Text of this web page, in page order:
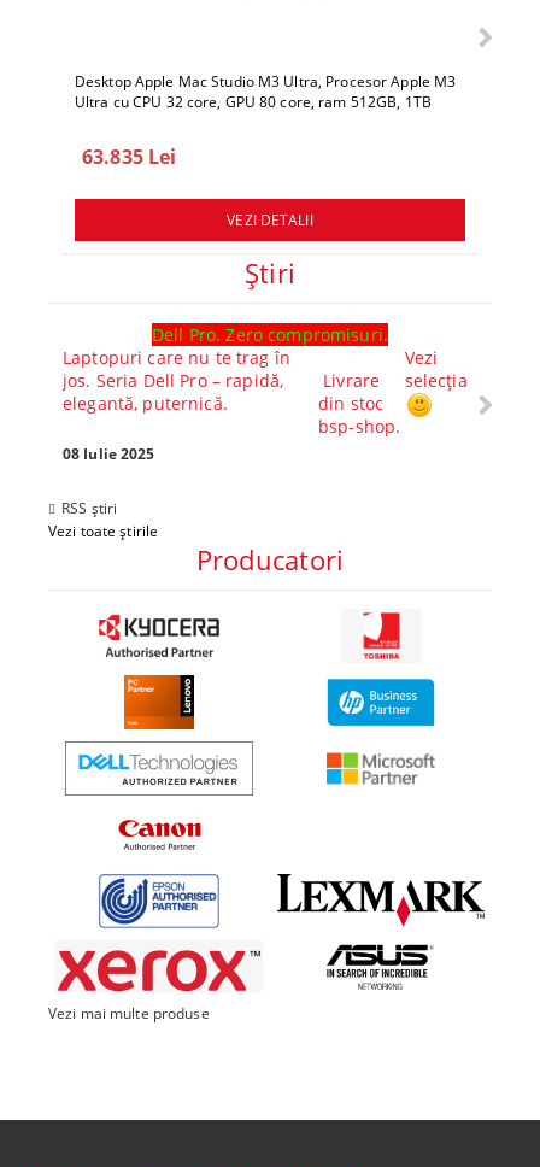
Desktop Apple Mac Studio M3 Ultra, Procesor Apple M3
Ultra cu CPU 32 core, GPU 80 core, ram 512GB, 1TB
63.835 Lei
VEZI DETALII
Ştiri
Dell Pro. Zero compromisuri.
Laptopuri care nu te trag în
jos. Seria Dell Pro – rapidă,
elegantă, puternică.
Livrare
din stoc
bsp-shop.
Vezi
selecția
08 Iulie 2025
RSS știri
Vezi toate știrile
Producatori
Vezi mai multe produse